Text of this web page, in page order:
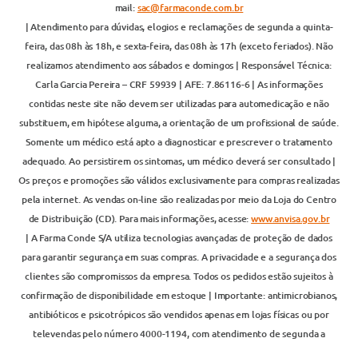
mail:sac@farmaconde.com.br
| Atendimento para dúvidas, elogios e reclamações de segunda a quinta-
feira, das 08h às 18h, e sexta-feira, das 08h às 17h (exceto feriados). Não
realizamos atendimento aos sábados e domingos | Responsável Técnica:
Carla Garcia Pereira – CRF 59939 | AFE: 7.86116-6 | As informações
contidas neste site não devem ser utilizadas para automedicação e não
substituem, em hipótese alguma, a orientação de um profissional de saúde.
Somente um médico está apto a diagnosticar e prescrever o tratamento
adequado. Ao persistirem os sintomas, um médico deverá ser consultado |
Os preços e promoções são válidos exclusivamente para compras realizadas
pela internet. As vendas on-line são realizadas por meio da Loja do Centro
de Distribuição (CD). Para mais informações, acesse:www.anvisa.gov.br
| A Farma Conde S/A utiliza tecnologias avançadas de proteção de dados
para garantir segurança em suas compras. A privacidade e a segurança dos
clientes são compromissos da empresa. Todos os pedidos estão sujeitos à
confirmação de disponibilidade em estoque | Importante: antimicrobianos,
antibióticos e psicotrópicos são vendidos apenas em lojas físicas ou por
televendas pelo número 4000-1194, com atendimento de segunda a